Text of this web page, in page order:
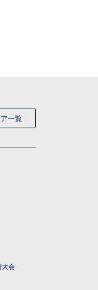
一覧
大会